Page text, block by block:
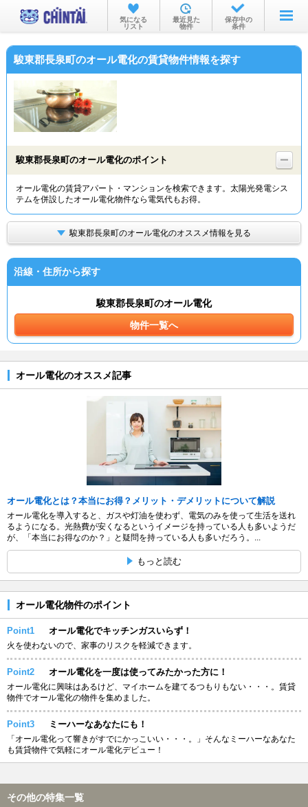
お部屋を探す
沿線・駅から
物件特集から
TOP
気になる
リスト
最近見た
物件
保存中の
条件
駿東郡長泉町のオール電化の賃貸物件情報を探す
駿東郡長泉町のオール電化のポイント
オール電化の賃貸アパート・マンションを検索できます。太陽光発電シス
テムを併設したオール電化物件なら電気代もお得。
駿東郡長泉町のオール電化のオススメ情報を見る
沿線・住所から探す
駿東郡長泉町のオール電化
物件一覧へ
オール電化のオススメ記事
オール電化とは？本当にお得？メリット・デメリットについて解説
オール電化を導入すると、ガスや灯油を使わず、電気のみを使って生活を送れ
るようになる。光熱費が安くなるというイメージを持っている人も多いようだ
が、「本当にお得なのか？」と疑問を持っている人も多いだろう。...
もっと読む
オール電化物件のポイント
Point1 オール電化でキッチンガスいらず！
火を使わないので、家事のリスクを軽減できます。
Point2 オール電化を一度は使ってみたかった方に！
オール電化に興味はあるけど、マイホームを建てるつもりもない・・・。賃貸
物件でオール電化の物件を集めました。
Point3 ミーハーなあなたにも！
「オール電化って響きがすでにかっこいい・・・。」そんなミーハーなあなた
も賃貸物件で気軽にオール電化デビュー！
その他の特集一覧